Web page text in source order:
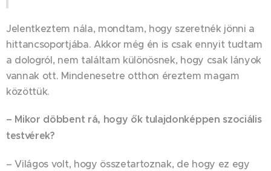
Jelentkeztem nála, mondtam, hogy szeretnék jönni a
hittancsoportjába. Akkor még én is csak ennyit tudtam
a dologról, nem találtam különösnek, hogy csak lányok
vannak ott. Mindenesetre otthon éreztem magam
közöttük.
– Mikor döbbent rá, hogy ők tulajdonképpen szociális
testvérek?
– Világos volt, hogy összetartoznak, de hogy ez egy